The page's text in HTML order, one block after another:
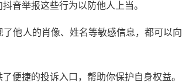
音举报这些行为以防他人上当。
他人的肖像、姓名等敏感信息，都可以向
便捷的投诉入口，帮助你保护自身权益。